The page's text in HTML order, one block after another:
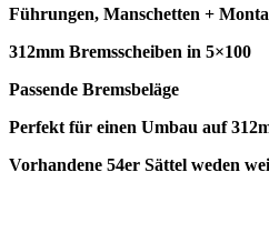
Führungen, Manschetten +
312mm Bremsscheiben in 5×100
Passende Bremsbeläge
Perfekt für einen Umbau auf
Vorhandene 54er Sättel weden